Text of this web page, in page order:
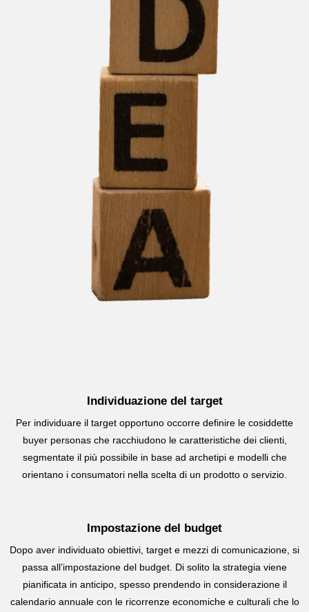
Individuazione del target
Per individuare il target opportuno occorre definire le cosiddette
buyer personas che racchiudono le caratteristiche dei clienti,
segmentate il più possibile in base ad archetipi e modelli che
orientano i consumatori nella scelta di un prodotto o servizio.
Impostazione del budget
Dopo aver individuato obiettivi, target e mezzi di comunicazione, si
passa all’impostazione del budget. Di solito la strategia viene
pianificata in anticipo, spesso prendendo in considerazione il
calendario annuale con le ricorrenze economiche e culturali che lo